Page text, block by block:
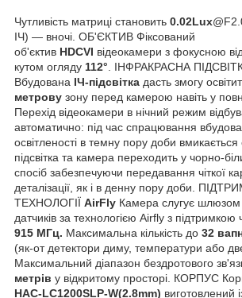
Чутливість матриці становить 0.02Lux
ІЧ) — вночі. ОБ'ЄКТИВ Фіксований
об'єктив HDCVI відеокамери з фокусною
кутом огляду 112°. ІНФРАКРАСНА
Вбудована ІЧ-підсвітка дасть змогу
метрову зону перед камерою навіть у
Перехід відеокамери в нічний режим
автоматично: під час спрацювання
освітленості в темну пору доби вмикається
підсвітка та камера переходить у чорно-
спосіб забезпечуючи передавання чіткої
деталізації, як і в денну пору доби.
ТЕХНОЛОГІЇ AirFly Камера слугує шлюзом
датчиків за технологією Airfly з підтримкою
915 МГц. Максимальна кількість до 32
(як-от детектори диму, температури або
Максимальний діапазон бездротового
метрів у відкритому просторі. КОРПУС
HAC-LC1200SLP-W(2.8mm) виготовлений